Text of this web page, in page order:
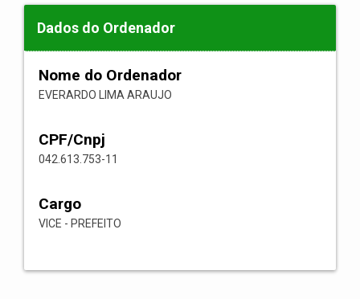
Dados do Ordenador
Nome do Ordenador
EVERARDO LIMA ARAUJO
CPF/Cnpj
042.613.753-11
Cargo
VICE - PREFEITO